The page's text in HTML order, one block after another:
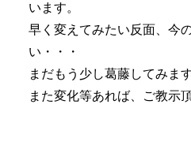
います。
早く変えてみたい反面、今
い・・・
まだもう少し葛藤してみます
また変化等あれば、ご教示